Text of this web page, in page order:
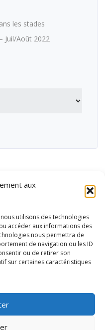
aux
utilisons des technologies
accéder aux informations des
nous permettra de
de navigation ou les ID
ou de retirer son
sur certaines caractéristiques
les stades
Juil/Août 2022